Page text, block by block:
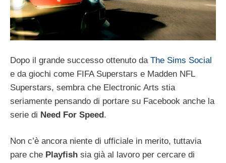
Dopo il grande successo ottenuto da The Sims Social
e da giochi come FIFA Superstars e Madden NFL
Superstars, sembra che Electronic Arts stia
seriamente pensando di portare su Facebook anche la
serie di Need For Speed.
Non c’è ancora niente di ufficiale in merito, tuttavia
pare che Playfish sia già al lavoro per cercare di